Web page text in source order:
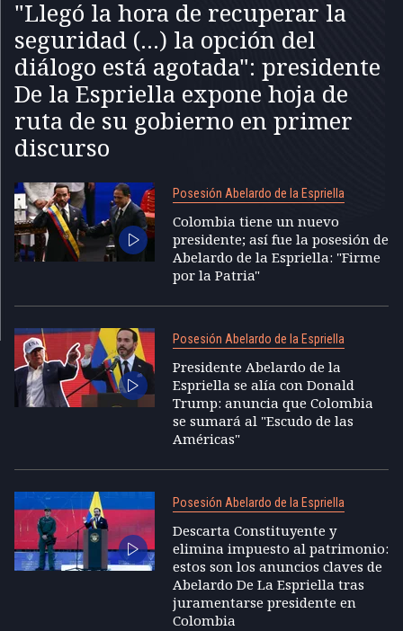
"Llegó la hora de recuperar la
seguridad (...) la opción del
diálogo está agotada": presidente
De la Espriella expone hoja de
ruta de su gobierno en primer
discurso
Posesión Abelardo de la Espriella
Colombia tiene un nuevo
presidente; así fue la posesión de
Abelardo de la Espriella: "Firme
por la Patria"
Posesión Abelardo de la Espriella
Presidente Abelardo de la
Espriella se alía con Donald
Trump: anuncia que Colombia
se sumará al "Escudo de las
Américas"
Posesión Abelardo de la Espriella
Descarta Constituyente y
elimina impuesto al patrimonio:
estos son los anuncios claves de
Abelardo De La Espriella tras
juramentarse presidente en
Colombia